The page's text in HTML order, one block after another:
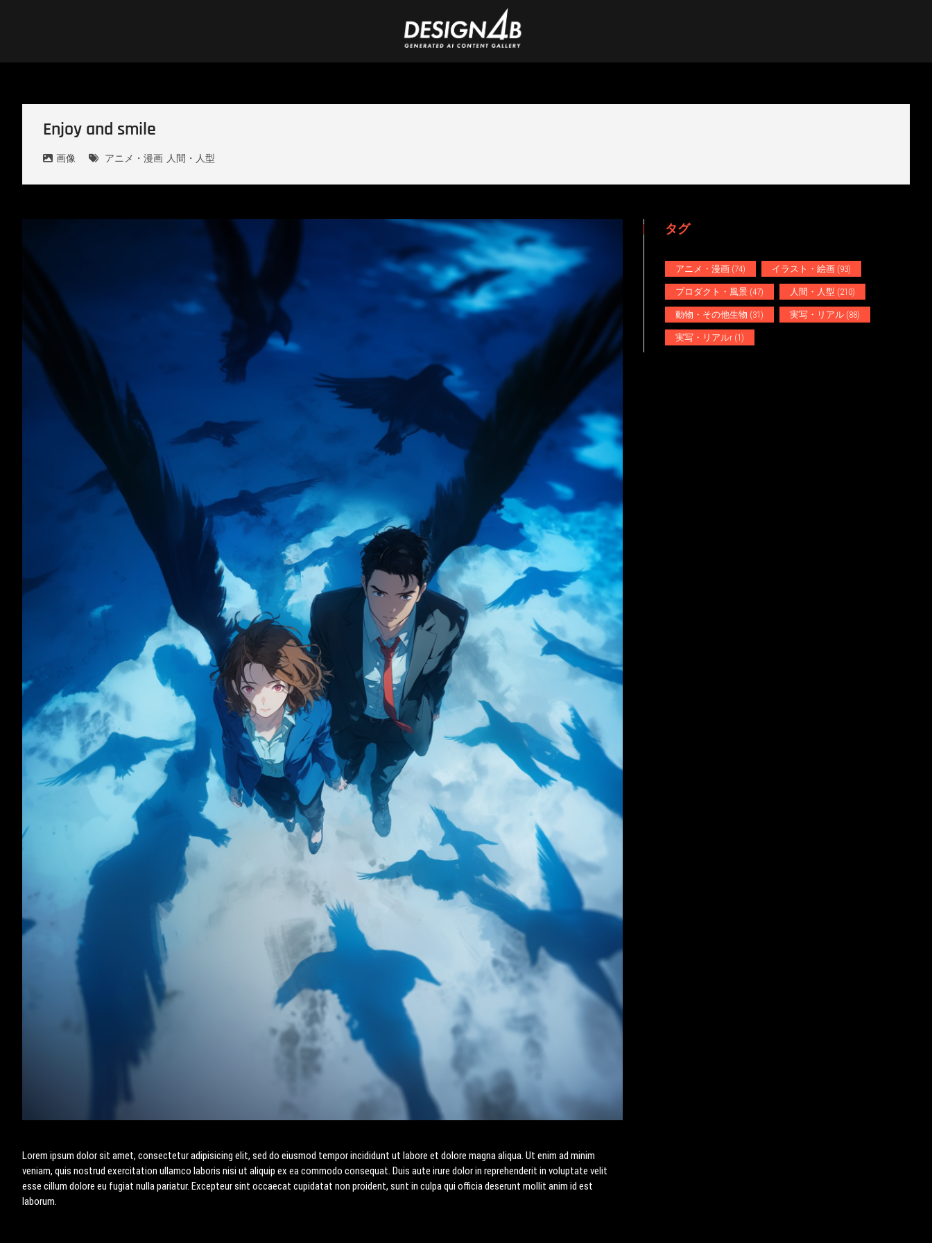
Enjoy and smile
画像 アニメ・漫画 人間・人型
Lorem ipsum dolor sit amet, consectetur adipisicing elit, sed do eiusmod tempor incididunt ut labore et dolore magna aliqua. Ut enim ad minim
veniam, quis nostrud exercitation ullamco laboris nisi ut aliquip ex ea commodo consequat. Duis aute irure dolor in reprehenderit in voluptate velit
esse cillum dolore eu fugiat nulla pariatur. Excepteur sint occaecat cupidatat non proident, sunt in culpa qui officia deserunt mollit anim id est
laborum.
タグ
アニメ・漫画 (74) イラスト・絵画 (93)
プロダクト・風景 (47) 人間・人型 (210)
動物・その他生物 (31) 実写・リアル (88)
実写・リアルr (1)